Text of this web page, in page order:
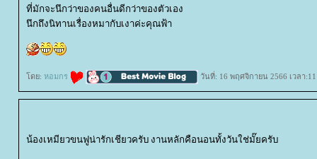
ที่มักจะนึกว่าของคนอื่นดีกว่าของตัวเอง
นึกถึงนิทานเรื่องหมากับเงาค่ะคุณฟ้า
ดย: หอมกร วันที่: 16 พฤศจิกายน 2566 เวลา
น้องเหมียวขนฟูน่ารักเชียวครับ งานหลักคือนอนทั้งวันใช่มั๊ยครับ